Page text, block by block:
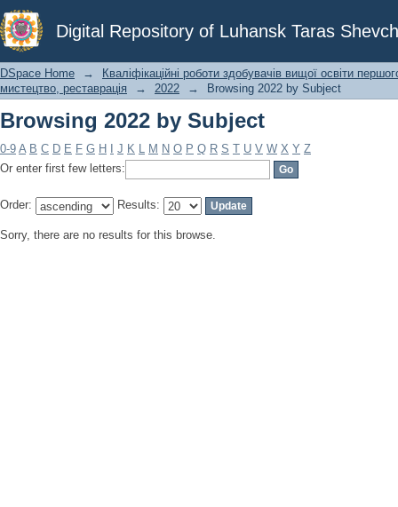
Digital Repository of Luhansk Taras
Browsing 2022 by Subject
DSpace Home →
Кваліфікаційні роботи здобувачів вищої освіти
мистецтво, реставрація
→ 2022 → Browsing 2022 by Subject
Browsing 2022 by Subject
0-9 A B C D E F G H J K L M N O P Q R S T U V W X Y Z
Or enter first few letters:
Order: Results:
Sorry, there are no results for this browse.